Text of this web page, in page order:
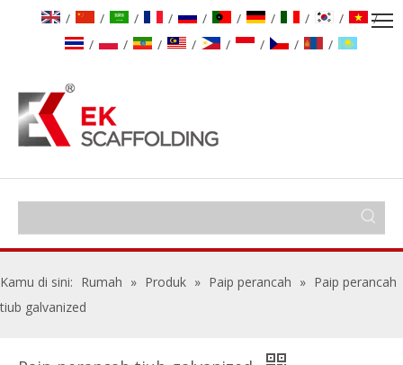
/ / / / / / / / /
/
/
/ / / / / / /
Kamu di sini: Rumah » Produk » Paip perancah » Paip perancah
tiub galvanized